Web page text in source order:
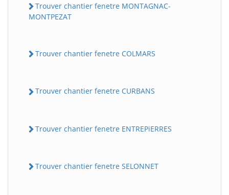
Trouver chantier fenetre MONTAGNAC-
MONTPEZAT
Trouver chantier fenetre COLMARS
Trouver chantier fenetre CURBANS
Trouver chantier fenetre ENTREPiERRES
Trouver chantier fenetre SELONNET